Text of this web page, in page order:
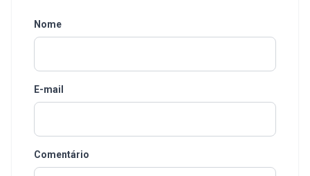
Nome
E-mail
Comentário